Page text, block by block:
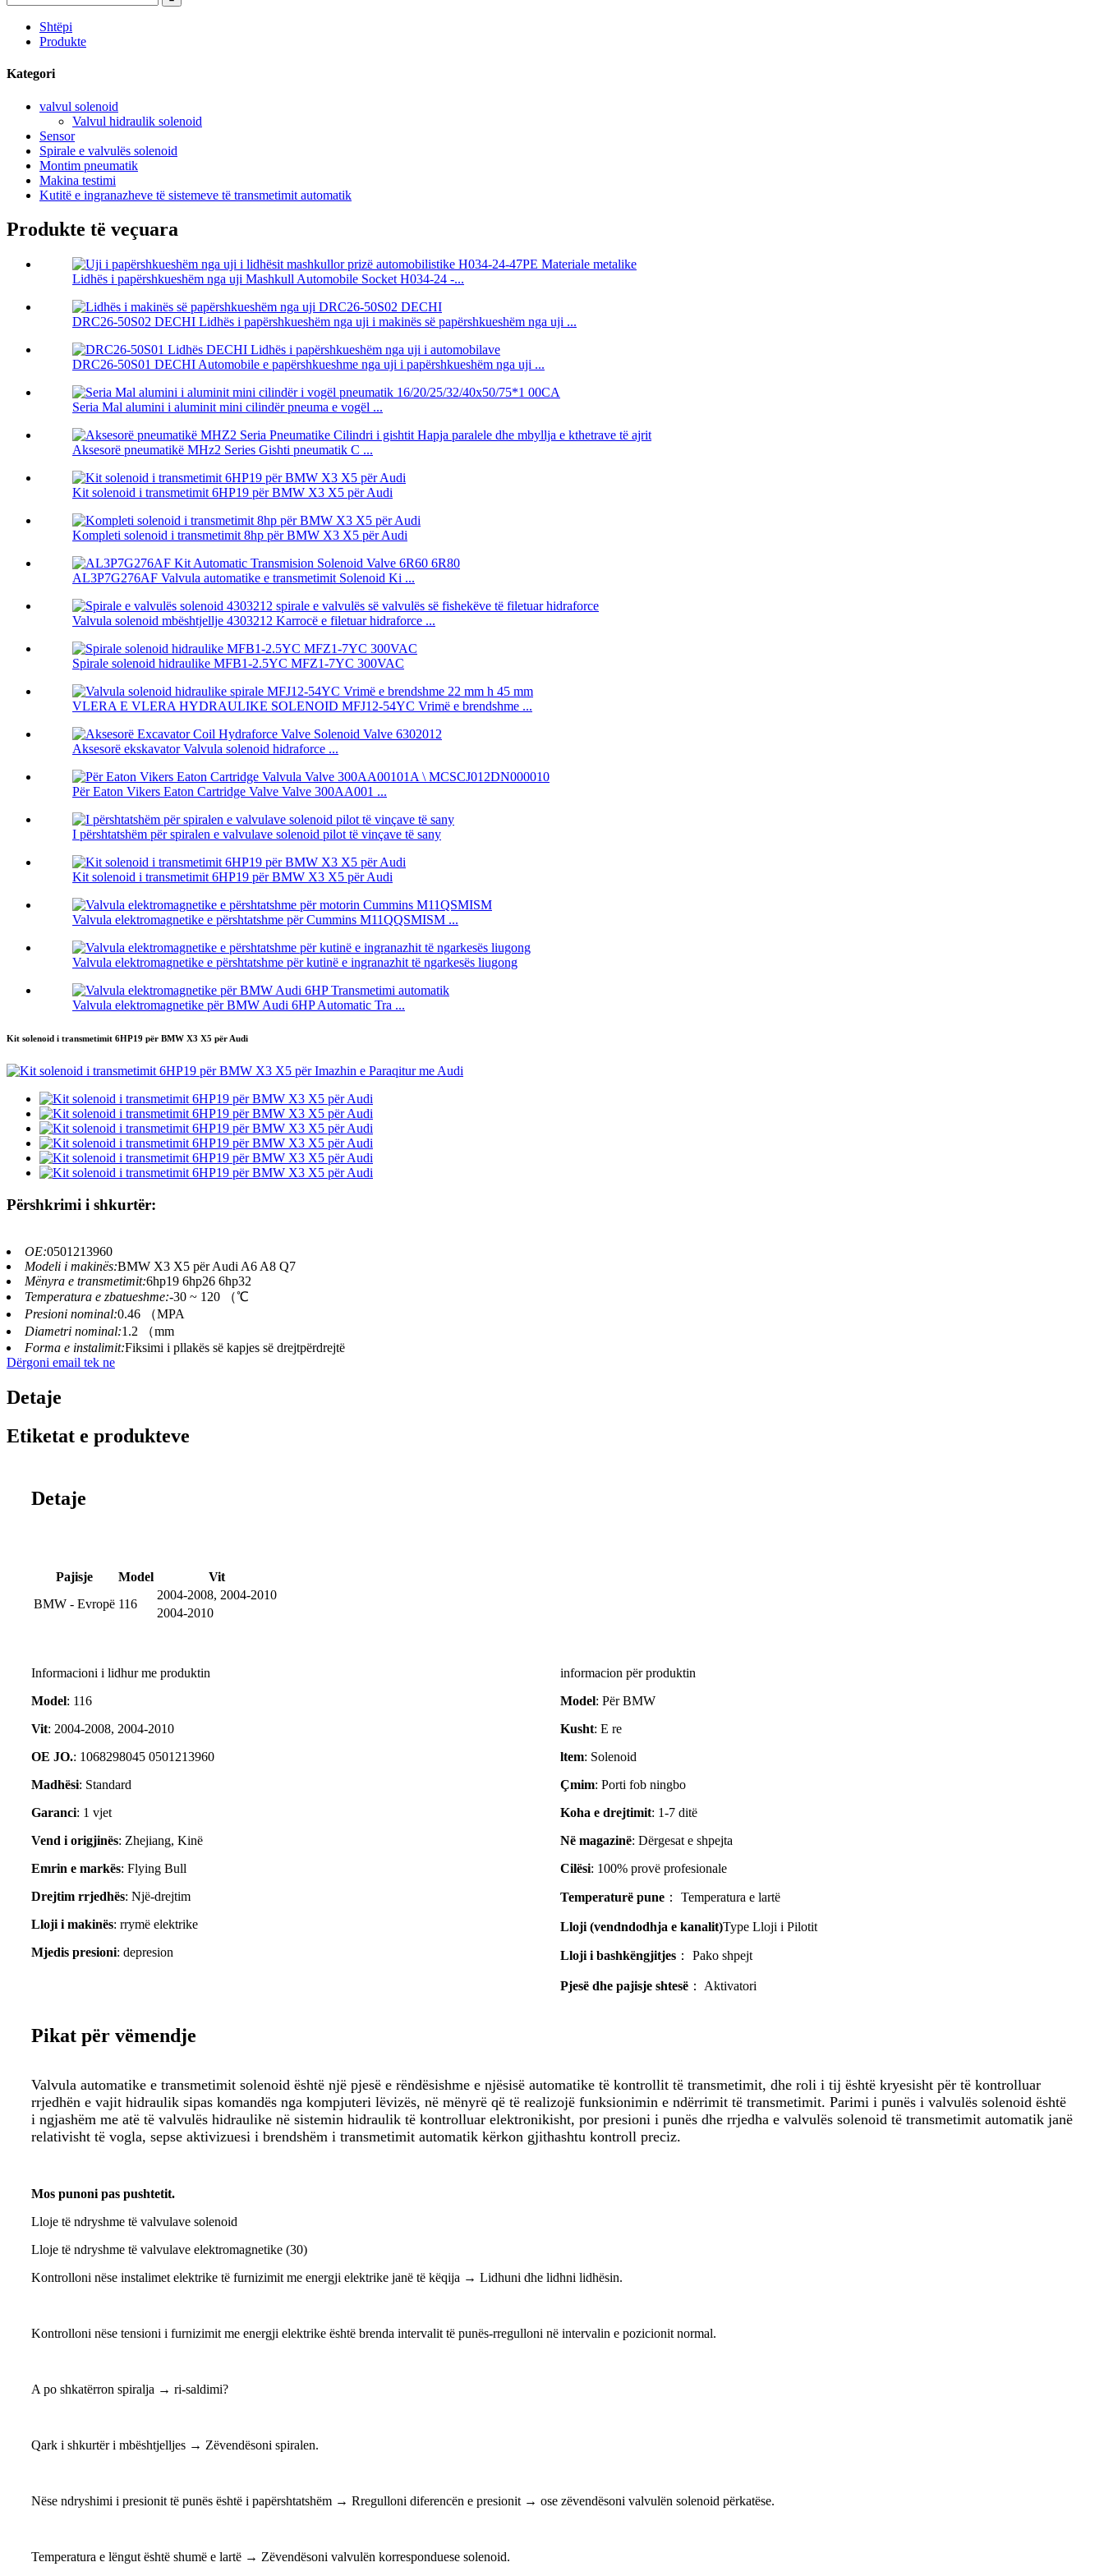
Shtëpi
Produkte
Kategori
valvul solenoid
Valvul hidraulik solenoid
Sensor
Spirale e valvulës solenoid
Montim pneumatik
Makina testimi
Kutitë e ingranazheve të sistemeve të transmetimit automatik
Produkte të veçuara
Lidhës i papërshkueshëm nga uji Mashkull Automobile Socket H034-24 -...
DRC26-50S02 DECHI Lidhës i papërshkueshëm nga uji i makinës së papërshkueshëm nga uji ...
DRC26-50S01 DECHI Automobile e papërshkueshme nga uji i papërshkueshëm nga uji ...
Seria Mal alumini i aluminit mini cilindër pneuma e vogël ...
Aksesorë pneumatikë MHz2 Series Gishti pneumatik C ...
Kit solenoid i transmetimit 6HP19 për BMW X3 X5 për Audi
Kompleti solenoid i transmetimit 8hp për BMW X3 X5 për Audi
AL3P7G276AF Valvula automatike e transmetimit Solenoid Ki ...
Valvula solenoid mbështjellje 4303212 Karrocë e filetuar hidraforce ...
Spirale solenoid hidraulike MFB1-2.5YC MFZ1-7YC 300VAC
VLERA E VLERA HYDRAULIKE SOLENOID MFJ12-54YC Vrimë e brendshme ...
Aksesorë ekskavator Valvula solenoid hidraforce ...
Për Eaton Vikers Eaton Cartridge Valve Valve 300AA001 ...
I përshtatshëm për spiralen e valvulave solenoid pilot të vinçave të sany
Kit solenoid i transmetimit 6HP19 për BMW X3 X5 për Audi
Valvula elektromagnetike e përshtatshme për Cummins M11QQSMISM ...
Valvula elektromagnetike e përshtatshme për kutinë e ingranazhit të ngarkesës liugong
Valvula elektromagnetike për BMW Audi 6HP Automatic Tra ...
Kit solenoid i transmetimit 6HP19 për BMW X3 X5 për Audi
Përshkrimi i shkurtër:
OE:0501213960
Modeli i makinës:BMW X3 X5 për Audi A6 A8 Q7
Mënyra e transmetimit:6hp19 6hp26 6hp32
Temperatura e zbatueshme:-30 ~ 120 （℃
Presioni nominal:0.46 （MPA
Diametri nominal:1.2 （mm
Forma e instalimit:Fiksimi i pllakës së kapjes së drejtpërdrejtë
Dërgoni email tek ne
Detaje
Etiketat e produkteve
Detaje
Pajisje Model
Vit
BMW - Evropë 116
2004-2008, 2004-2010
2004-2010
Informacioni i lidhur me produktin
Model: 116
Vit: 2004-2008, 2004-2010
OE JO.: 1068298045 0501213960
Madhësi: Standard
Garanci: 1 vjet
Vend i origjinës: Zhejiang, Kinë
Emrin e markës: Flying Bull
Drejtim rrjedhës: Një-drejtim
Lloji i makinës: rrymë elektrike
Mjedis presioni: depresion
informacion për produktin
Model: Për BMW
Kusht: E re
ltem: Solenoid
Çmim: Porti fob ningbo
Koha e drejtimit: 1-7 ditë
Në magazinë: Dërgesat e shpejta
Cilësi: 100% provë profesionale
Temperaturë pune ： Temperatura e lartë
Lloji (vendndodhja e kanalit)Type Lloji i Pilotit
Lloji i bashkëngjitjes ： Pako shpejt
Pjesë dhe pajisje shtesë ： Aktivatori
Pikat për vëmendje
Valvula automatike e transmetimit solenoid është një pjesë e rëndësishme e njësisë automatike të kontrollit të transmetimit, dhe roli i tij është kryesisht për të kontrolluar
rrjedhën e vajit hidraulik sipas komandës nga kompjuteri lëvizës, në mënyrë që të realizojë funksionimin e ndërrimit të transmetimit. Parimi i punës i valvulës solenoid është
i ngjashëm me atë të valvulës hidraulike në sistemin hidraulik të kontrolluar elektronikisht, por presioni i punës dhe rrjedha e valvulës solenoid të transmetimit automatik janë
relativisht të vogla, sepse aktivizuesi i brendshëm i transmetimit automatik kërkon gjithashtu kontroll preciz.
Mos punoni pas pushtetit.
Lloje të ndryshme të valvulave solenoid
Lloje të ndryshme të valvulave elektromagnetike (30)
Kontrolloni nëse instalimet elektrike të furnizimit me energji elektrike janë të këqija → Lidhuni dhe lidhni lidhësin.
Kontrolloni nëse tensioni i furnizimit me energji elektrike është brenda intervalit të punës-rregulloni në intervalin e pozicionit normal.
A po shkatërron spiralja → ri-saldimi?
Qark i shkurtër i mbështjelljes → Zëvendësoni spiralen.
Nëse ndryshimi i presionit të punës është i papërshtatshëm → Rregulloni diferencën e presionit → ose zëvendësoni valvulën solenoid përkatëse.
Temperatura e lëngut është shumë e lartë → Zëvendësoni valvulën korresponduese solenoid.